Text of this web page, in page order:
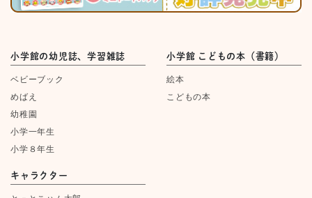
小学館の幼児誌、学習雑誌
ベビーブック
めばえ
幼稚園
小学一年生
小学８年生
小学館 こどもの本（書籍）
絵本
こどもの本
キャラクター